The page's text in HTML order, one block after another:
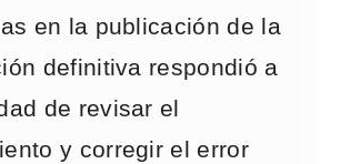
en la publicación de la
definitiva respondió a
de revisar el
y corregir el error